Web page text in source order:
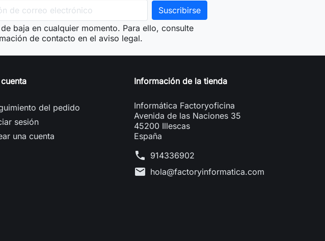
baja en cualquier momento. Para ello, consulte
de contacto en el aviso legal.
del pedido
sesión
una cuenta
Información de la tienda
Informática Factoryoficina
Avenida de las Naciones 35
45200 Illescas
España
phone 914336902
mail hola@factoryinformatica.com